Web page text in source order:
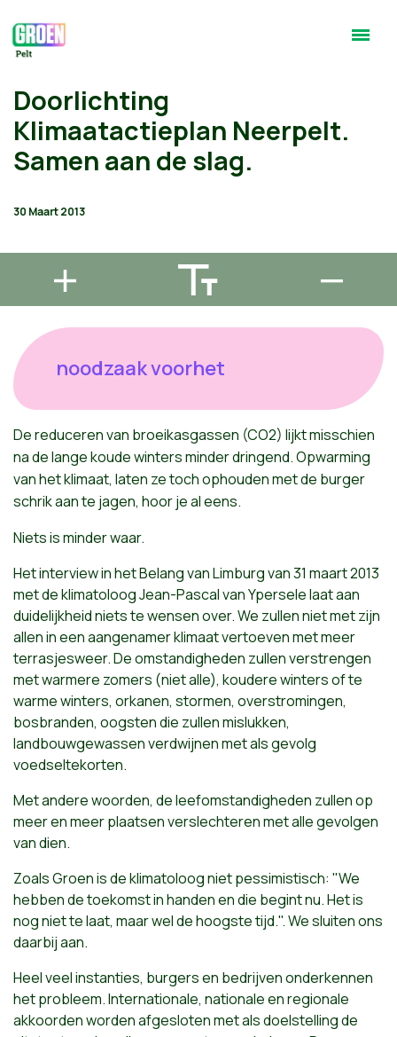
Doorlichting
Klimaatactieplan Neerpelt.
Samen aan de slag.
30 Maart 2013
noodzaak voorhet
Dereducerenvan broeikasgassen (CO2) lijktmisschien
nadelangekoudewinters minderdringend.Opwarming
vanhetklimaat, laten zetochophoudenmet de burger
schrikaante jagen, hoorje aleens.
Niets is minder waar.
Het interview in het Belang van Limburg van 31 maart 2013
met de klimatoloog Jean-Pascal van Ypersele laat aan
duidelijkheid niets te wensen over. We zullen niet met zijn
allen in een aangenamer klimaat vertoeven met meer
terrasjesweer. De omstandigheden zullen verstrengen
met warmere zomers (niet alle), koudere winters of te
warme winters, orkanen, stormen, overstromingen,
bosbranden, oogsten die zullen mislukken,
landbouwgewassen verdwijnen met als gevolg
voedseltekorten.
Met andere woorden, de leefomstandigheden zullen op
meer en meer plaatsen verslechteren met alle gevolgen
van dien.
Zoals Groen is de klimatoloog niet pessimistisch: "We
hebben de toekomst in handen en die begint nu. Het is
nog niet te laat, maar wel de hoogste tijd.". We sluiten ons
daarbij aan.
Heel veel instanties, burgers en bedrijven onderkennen
het probleem. Internationale, nationale en regionale
akkoorden worden afgesloten met als doelstelling de